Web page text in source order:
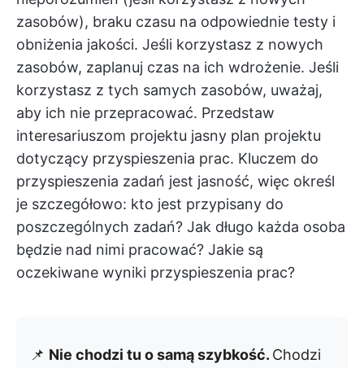
zasobów), braku czasu na odpowiednie testy i
obniżenia jakości. Jeśli korzystasz z nowych
zasobów, zaplanuj czas na ich wdrożenie. Jeśli
korzystasz z tych samych zasobów, uważaj,
aby ich nie przepracować. Przedstaw
interesariuszom projektu jasny plan projektu
dotyczący przyspieszenia prac. Kluczem do
przyspieszenia zadań jest jasność, więc określ
je szczegółowo: kto jest przypisany do
poszczególnych zadań? Jak długo każda osoba
będzie nad nimi pracować? Jakie są
oczekiwane wyniki przyspieszenia prac?
📌 Nie chodzi tu o samą szybkość. Chodzi